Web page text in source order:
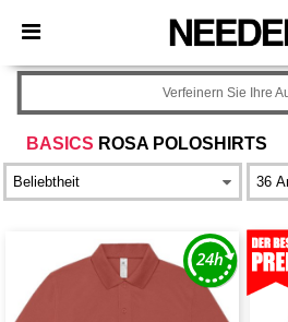
× Needen App
Bessere Preise in der App!
BASICS ROSA POLOSHIRTS
Verfeinern Sie Ihre